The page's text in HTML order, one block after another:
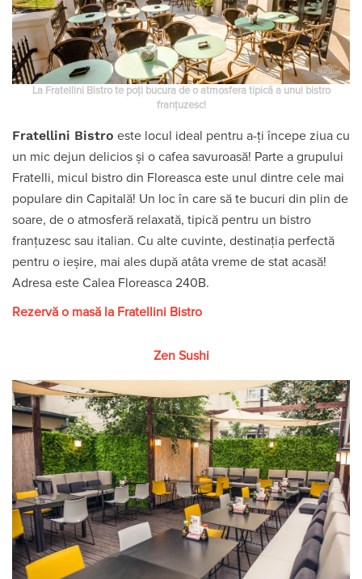
La Fratellini Bistro te poți bucura de o atmosfera tipică a unui bistro
franțuzesc!
Fratellini Bistro este locul ideal pentru a-ți începe ziua cu
un mic dejun delicios și o cafea savuroasă! Parte a grupului
Fratelli, micul bistro din Floreasca este unul dintre cele mai
populare din Capitală! Un loc în care să te bucuri din plin de
soare, de o atmosferă relaxată, tipică pentru un bistro
franțuzesc sau italian. Cu alte cuvinte, destinația perfectă
pentru o ieșire, mai ales după atâta vreme de stat acasă!
Adresa este Calea Floreasca 240B.
Rezervă o masă la Fratellini Bistro
Zen Sushi